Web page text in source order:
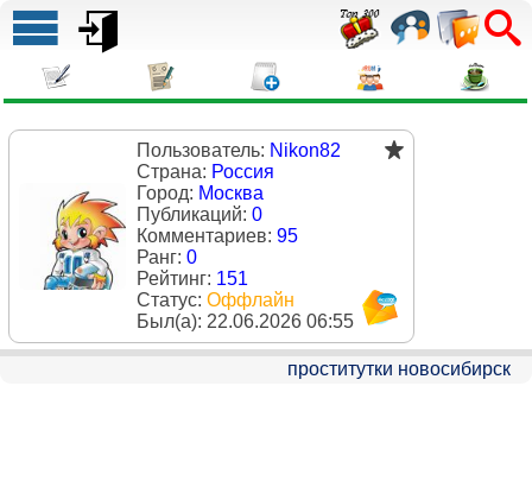
Пользователь: Nikon82
Страна: Россия
Город: Москва
Публикаций: 0
Комментариев: 95
Ранг: 0
Рейтинг: 151
Статус: Оффлайн
Был(a): 22.06.2026 06:55
проститутки новосибирск